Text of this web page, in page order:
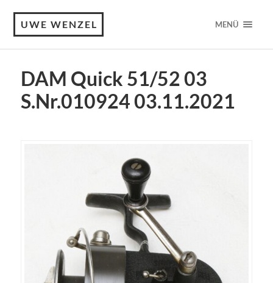
UWE WENZEL MENÜ
DAM Quick 51/52 03
S.Nr.010924 03.11.2021